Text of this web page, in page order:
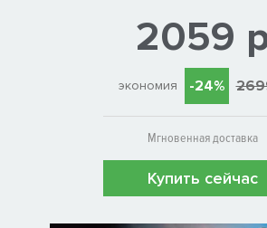
2059
экономия -24%
Мгновенная доставка
Купить сейчас